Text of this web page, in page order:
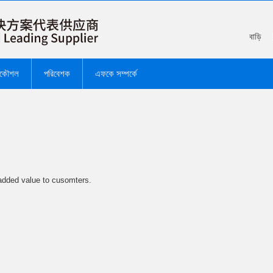
বাড়ি
পরিবেশক এফকে সম্পর্কে
value to cusomters.